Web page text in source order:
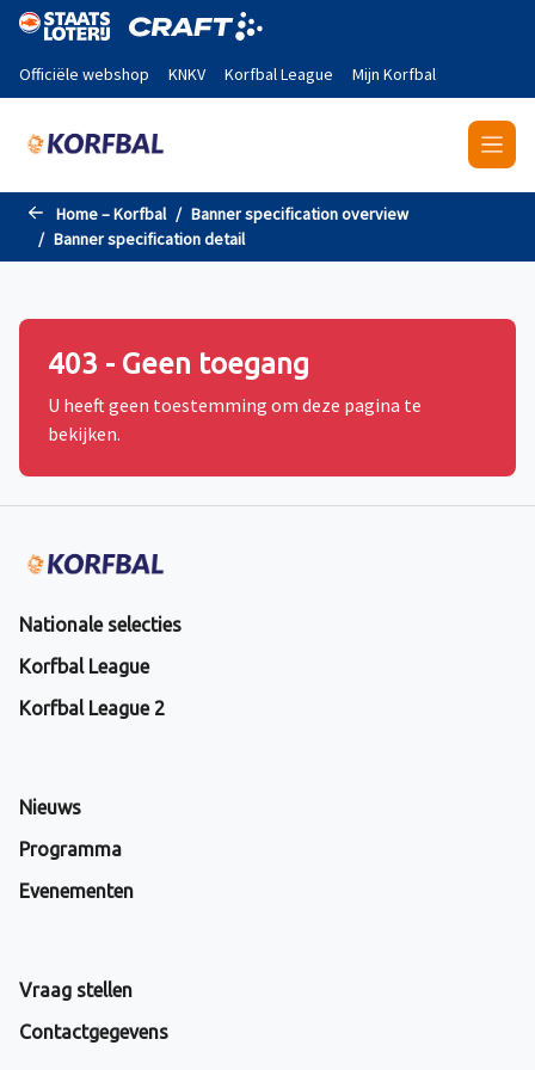
Naar de hoofdinhoud gaan
Officiële webshop KNKV Korfbal League Mijn Korfbal
Home – Korfbal
Banner specification overview
Banner specification detail
403 - Geen toegang
U heeft geen toestemming om deze pagina te
bekijken.
Nationale selecties
Korfbal League
Korfbal League 2
Nieuws
Programma
Evenementen
Vraag stellen
Contactgegevens